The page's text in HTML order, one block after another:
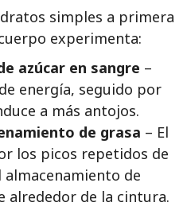
simples a primera
experimenta:
azúcar en sangre –
energía, seguido por
a más antojos.
de grasa – El
los picos repetidos de
de
alrededor de la cintura.